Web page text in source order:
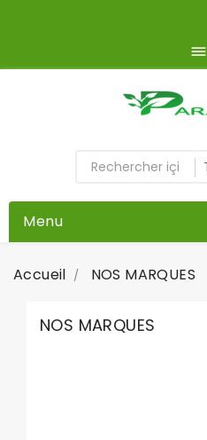

Menu
Accueil NOS MARQUES
NOS MARQUES